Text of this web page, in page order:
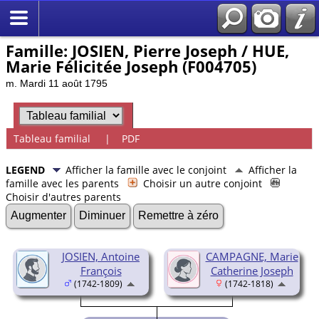
Famille: JOSIEN, Pierre Joseph / HUE,
Marie Félicitée Joseph (F004705)
m. Mardi 11 août 1795
Tableau familial | PDF
LEGEND Afficher la famille avec le conjoint
Afficher la
famille avec les parents
Choisir un autre conjoint
Choisir d'autres parents
Augmenter Diminuer Remettre à zéro
JOSIEN, Antoine
François
(1742-1809)
CAMPAGNE, Marie
Catherine Joseph
(1742-1818)